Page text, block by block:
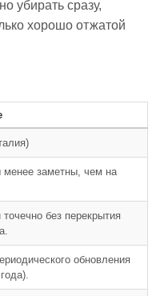
убирать сразу,
хорошо отжатой
менее заметны, чем на
без перекрытия
обновления